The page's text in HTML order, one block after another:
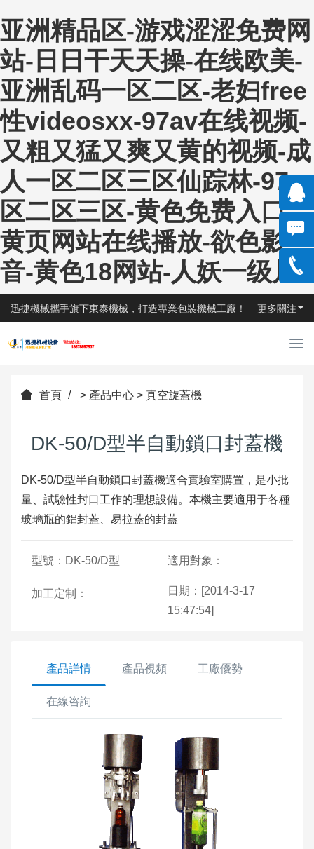
亚洲精品区-游戏涩涩免费网
站-日日干天天操-在线欧美-
亚洲乱码一区二区-老妇free
性videosxx-97av在线视频-
又粗又猛又爽又黄的视频-成
人一区二区三区仙踪林-97一
区二区三区-黄色免费入口-
黄页网站在线播放-欲色影
音-黄色18网站-人妖一级片
迅捷機械攜手旗下東泰機械，打造專業包裝機械工廠！ 更多關注
T
首頁 > 產品中心 > 真空旋蓋機
DK-50/D型半自動鎖口封蓋機
DK-50/D型半自動鎖口封蓋機適合實驗室購置，是小批
量、試驗性封口工作的理想設備。本機主要適用于各種
玻璃瓶的鋁封蓋、易拉蓋的封蓋
型號：DK-50/D型 適用對象：
加工定制：
日期：[2014-3-17
15:47:54]
產品詳情 產品視頻 工廠優勢
在線咨詢
QQ:13
301150
3
135890